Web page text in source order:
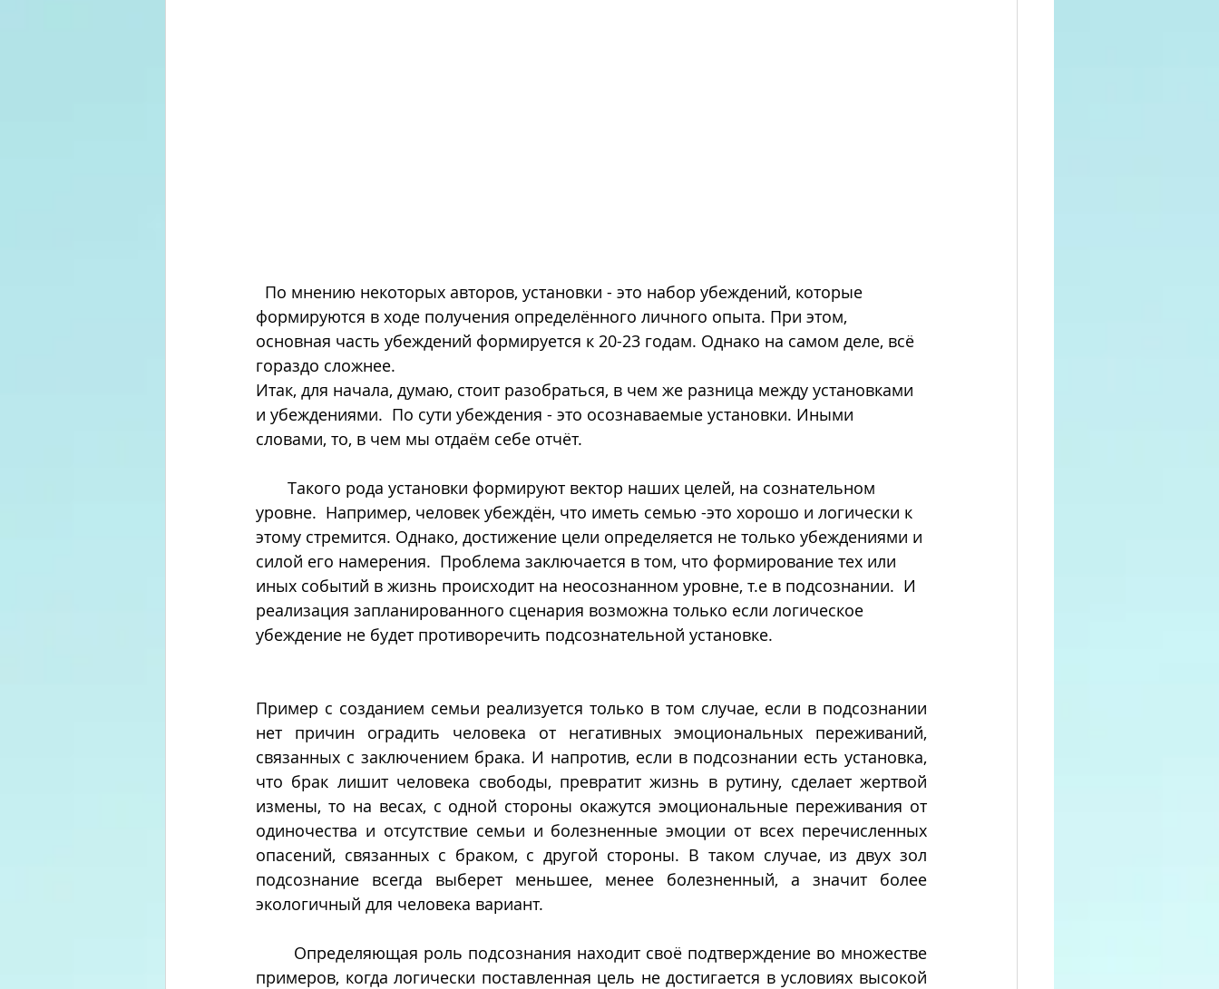
формируются в ходе получения определённого личного опыта. При этом,
основная часть убеждений формируется к 20-23 годам. Однако на самом деле, всё
гораздо сложнее.
Итак, для начала, думаю, стоит разобраться, в чем же разница между установками
и убеждениями.  По сути убеждения - это осознаваемые установки. Иными
словами, то, в чем мы отдаём себе отчёт.
уровне.  Например, человек убеждён, что иметь семью -это хорошо и логически к
этому стремится. Однако, достижение цели определяется не только убеждениями и
силой его намерения.  Проблема заключается в том, что формирование тех или
иных событий в жизнь происходит на неосознанном уровне, т.е в подсознании.  И
реализация запланированного сценария возможна только если логическое
убеждение не будет противоречить подсознательной установке.
Пример с созданием семьи реализуется только в том случае, если в подсознании
нет причин оградить человека от негативных эмоциональных переживаний,
связанных с заключением брака. И напротив, если в подсознании есть установка,
что брак лишит человека свободы, превратит жизнь в рутину, сделает жертвой
измены, то на весах, с одной стороны окажутся эмоциональные переживания от
одиночества и отсутствие семьи и болезненные эмоции от всех перечисленных
опасений, связанных с браком, с другой стороны. В таком случае, из двух зол
подсознание всегда выберет меньшее, менее болезненный, а значит более
экологичный для человека вариант.
примеров, когда логически поставленная цель не достигается в условиях высокой